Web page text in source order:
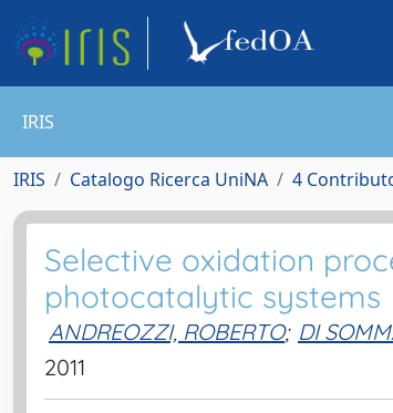
IRIS
IRIS Catalogo Ricerca UniNA 4
Selective oxidation
photocatalytic systems
ANDREOZZI, ROBERTO; DI
2011